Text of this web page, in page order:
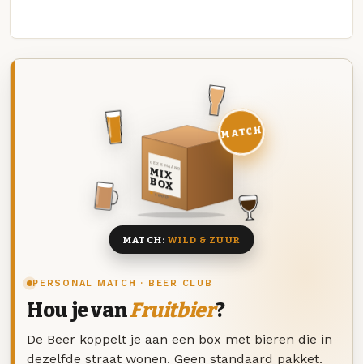
PERSONAL MATCH · BEER CLUB
Hou je vanFruitbier?
De Beer koppelt je aan een box met bieren die in
dezelfde straat wonen. Geen standaard pakket.
DEZE MAAND
MIX
BOX
8 BIEREN
MATCH
MATCH:WILD & ZUUR